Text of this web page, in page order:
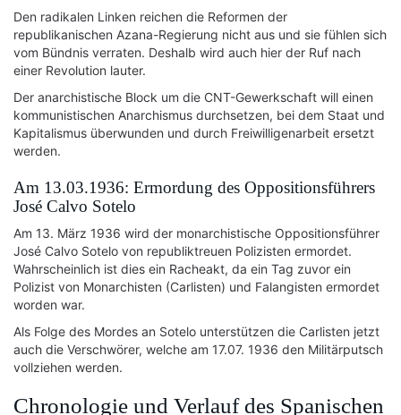
Den radikalen Linken reichen die Reformen der
republikanischen Azana-Regierung nicht aus und sie fühlen sich
vom Bündnis verraten. Deshalb wird auch hier der Ruf nach
einer Revolution lauter.
Der anarchistische Block um die CNT-Gewerkschaft will einen
kommunistischen Anarchismus durchsetzen, bei dem Staat und
Kapitalismus überwunden und durch Freiwilligenarbeit ersetzt
werden.
Am 13.03.1936: Ermordung des Oppositionsführers
José Calvo Sotelo
Am 13. März 1936 wird der monarchistische Oppositionsführer
José Calvo Sotelo von republiktreuen Polizisten ermordet.
Wahrscheinlich ist dies ein Racheakt, da ein Tag zuvor ein
Polizist von Monarchisten (Carlisten) und Falangisten ermordet
worden war.
Als Folge des Mordes an Sotelo unterstützen die Carlisten jetzt
auch die Verschwörer, welche am 17.07. 1936 den Militärputsch
vollziehen werden.
Chronologie und Verlauf des Spanischen